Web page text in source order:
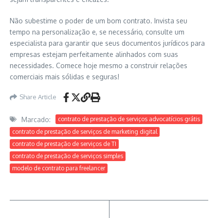
Não subestime o poder de um bom contrato. Invista seu
tempo na personalização e, se necessário, consulte um
especialista para garantir que seus documentos jurídicos para
empresas estejam perfeitamente alinhados com suas
necessidades. Comece hoje mesmo a construir relações
comerciais mais sólidas e seguras!
Share Article
Marcado:
contrato de prestação de serviços advocatícios grátis
contrato de prestação de serviços de marketing digital
contrato de prestação de serviços de TI
contrato de prestação de serviços simples
modelo de contrato para freelancer